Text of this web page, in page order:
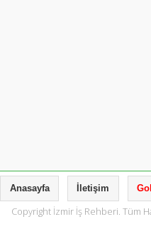
Anasayfa İletişim
Copyright İzmir İş Rehberi. Tüm